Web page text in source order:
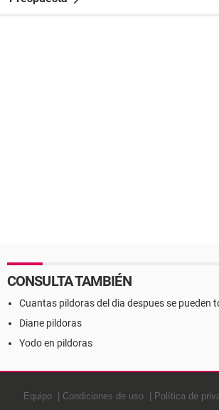
CONSULTA TAMBIÉN
Cuantas pildoras del dia despues se pueden
Diane pildoras
Yodo en pildoras
Equipo Condiciones de uso Política de